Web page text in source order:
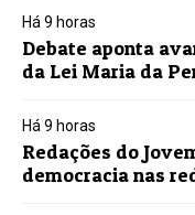
Há 9 horas
Debate aponta
da Lei Maria da
Há 9 horas
Redações do
democracia nas